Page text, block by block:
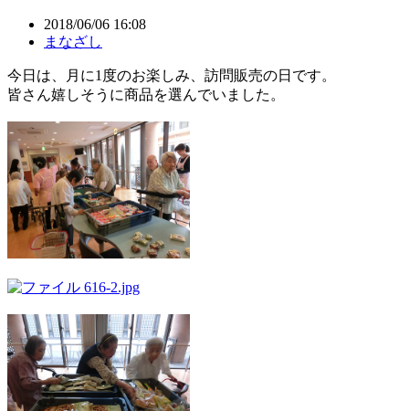
2018/06/06 16:08
まなざし
今日は、月に1度のお楽しみ、訪問販売の日です。
皆さん嬉しそうに商品を選んでいました。